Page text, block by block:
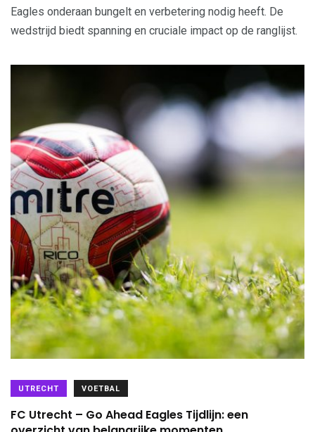
Eagles onderaan bungelt en verbetering nodig heeft. De
wedstrijd biedt spanning en cruciale impact op de ranglijst.
UTRECHT VOETBAL
FC Utrecht – Go Ahead Eagles Tijdlijn: een